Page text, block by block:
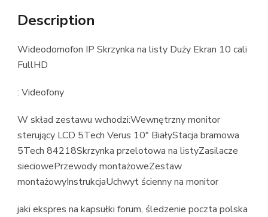
Description
Wideodomofon IP Skrzynka na listy Duży Ekran 10 cali
FullHD
: Videofony
W skład zestawu wchodzi:Wewnętrzny monitor
sterujący LCD 5Tech Verus 10″ BiałyStacja bramowa
5Tech 84218Skrzynka przelotowa na listyZasilacze
sieciowePrzewody montażoweZestaw
montażowyInstrukcjaUchwyt ścienny na monitor
jaki ekspres na kapsułki forum, śledzenie poczta polska